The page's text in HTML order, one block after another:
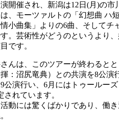
開催され、新潟は12日(月)の
、モーツァルトの「幻想曲 ハ
小曲集」よりの6曲、そして
。芸術性がどうのというより
です。
んは、このツアーが終わると
：沼尻竜典）との共演を8公
公演行い、6月にはトゥールー
されています。
動には驚くばかりであり、働